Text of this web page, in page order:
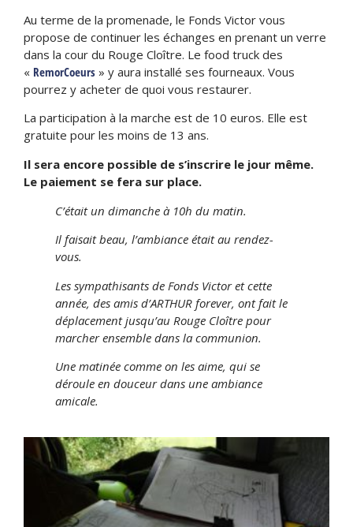
Au terme de la promenade, le Fonds Victor vous
propose de continuer les échanges en prenant un verre
dans la cour du Rouge Cloître. Le food truck des
« RemorCoeurs » y aura installé ses fourneaux. Vous
pourrez y acheter de quoi vous restaurer.
La participation à la marche est de 10 euros. Elle est
gratuite pour les moins de 13 ans.
Il sera encore possible de s’inscrire le jour même.
Le paiement se fera sur place.
C’était un dimanche à 10h du matin.
Il faisait beau, l’ambiance était au rendez-
vous.
Les sympathisants de Fonds Victor et cette
année, des amis d’ARTHUR forever, ont fait le
déplacement jusqu’au Rouge Cloître pour
marcher ensemble dans la communion.
Une matinée comme on les aime, qui se
déroule en douceur dans une ambiance
amicale.